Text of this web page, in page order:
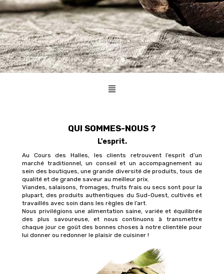
QUI SOMMES-NOUS ?
L'esprit.
Au Cours des Halles, les clients retrouvent l’esprit d’un
marché traditionnel, un conseil et un accompagnement au
sein des boutiques, une grande diversité de produits, tous de
qualité et de grande saveur au meilleur prix.
Viandes, salaisons, fromages, fruits frais ou secs sont pour la
plupart, des produits authentiques du Sud-Ouest, cultivés et
travaillés avec soin dans les règles de l’art.
Nous privilégions une alimentation saine, variée et équilibrée
des plus savoureuse, et nous continuons à transmettre
chaque jour ce goût des bonnes choses à notre clientèle pour
lui donner ou redonner le plaisir de cuisiner !